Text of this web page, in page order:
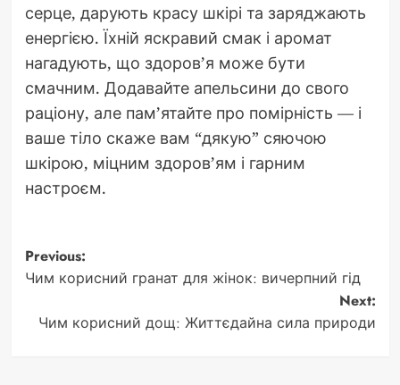
серце, дарують красу шкірі та заряджають
енергією. Їхній яскравий смак і аромат
нагадують, що здоров’я може бути
смачним. Додавайте апельсини до свого
раціону, але пам’ятайте про помірність — і
ваше тіло скаже вам “дякую” сяючою
шкірою, міцним здоров’ям і гарним
настроєм.
Post
navigation
Previous:
Чим корисний гранат для жінок: вичерпний гід
Next:
Чим корисний дощ: Життєдайна сила природи